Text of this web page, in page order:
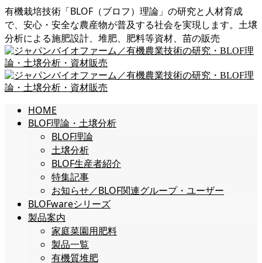
有機栽培技術「BLOF（ブロフ）理論」の研究と人材育成
で、安心・安全な農産物が普及する社会を実現します。土壌
分析による施肥設計、堆肥、肥料等資材、苗の販売
HOME
BLOF理論・土壌分析
BLOF理論
土壌分析
BLOF生産者紹介
特集記事
お知らせ／BLOF関連グループ・ユーザー
BLOFwareシリーズ
製品案内
家庭菜園用肥料
製品一覧
有機質堆肥